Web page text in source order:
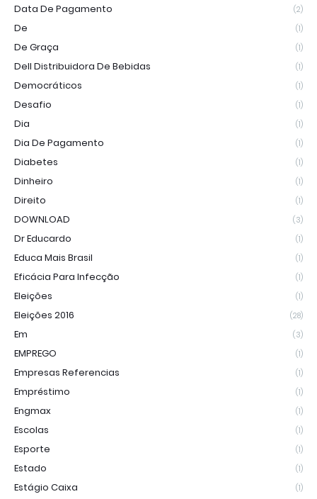
Data De Pagamento (2)
De (1)
De Graça (1)
Dell Distribuidora De Bebidas (1)
Democráticos (1)
Desafio (1)
Dia (1)
Dia De Pagamento (1)
Diabetes (1)
Dinheiro (1)
Direito (1)
DOWNLOAD (3)
Dr Educardo (1)
Educa Mais Brasil (1)
Eficácia Para Infecção (1)
Eleições (1)
Eleições 2016 (28)
Em (3)
EMPREGO (1)
Empresas Referencias (1)
Empréstimo (1)
Engmax (1)
Escolas (1)
Esporte (1)
Estado (1)
Estágio Caixa (1)